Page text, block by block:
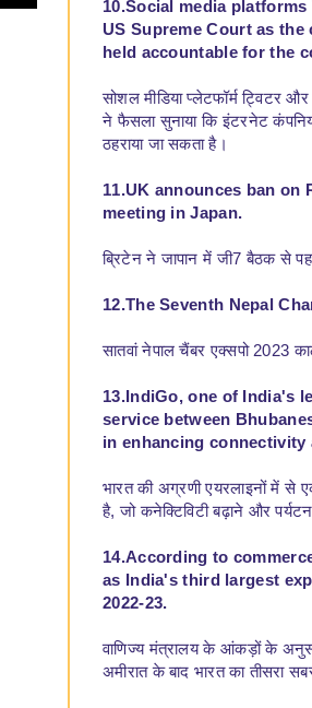
10.Social media
US Supreme Court as
held accountable for the
सोशल मीडिया प्लेटफॉर्म ट्विटर
ने फैसला सुनाया कि इंटरनेट
ठहराया जा सकता है।
11.UK announces ban on
meeting in Japan.
ब्रिटेन ने जापान में जी7 बैठक से
12.The Seventh Nepal
सातवां नेपाल चैंबर एक्सपो 2023
13.IndiGo, one of India's
service between
in enhancing
भारत की अग्रणी एयरलाइनों में से
है, जो कनेक्टिविटी बढ़ाने और
14.According to
as India's third largest
2022-23.
वाणिज्य मंत्रालय के आंकड़ों के
अमीरात के बाद भारत का तीसरा